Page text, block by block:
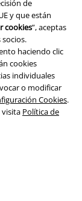
de
y que están
cookies”, aceptas
haciendo clic
cookies
individuales
o modificar
Cookies.
visita Política de